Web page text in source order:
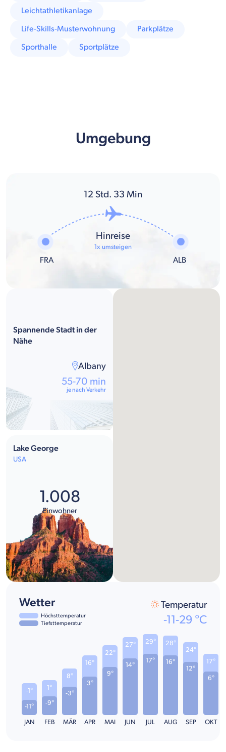
Leichtathletikanlage
Life-Skills-Musterwohnung
Parkplätze
Sporthalle
Sportplätze
Umgebung
12 Std. 33 Min
FRA
Hinreise
1x umsteigen
ALB
Spannende Stadt in der
Nähe
Albany
55-70 min
je nach Verkehr
Lake George
USA
1.008
Einwohner
Wetter
Höchsttemperatur
Tiefsttemperatur
Temperatur
-11-29 °C
-11°
-1°
JAN
-9°
1°
FEB
-3°
8°
MÄR
3°
16°
APR
9°
22°
MAI
14°
27°
JUN
17°
29°
JUL
16°
28°
AUG
12°
24°
SEP
6°
17°
OKT